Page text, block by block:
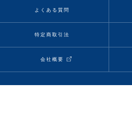
よくある質問
特定商取引法
会社概要